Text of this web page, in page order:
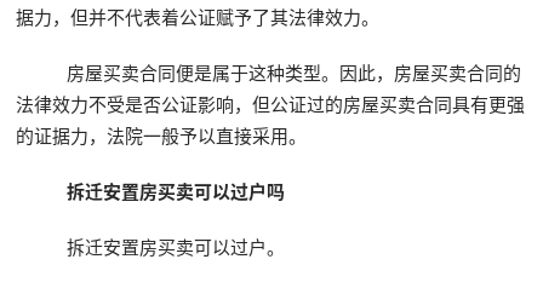
据力，但并不代表着公证赋予了其法律效力。
房屋买卖合同便是属于这种类型。因此，房屋买卖合同的
法律效力不受是否公证影响，但公证过的房屋买卖合同具有更强
的证据力，法院一般予以直接采用。
拆迁安置房买卖可以过户吗
拆迁安置房买卖可以过户。